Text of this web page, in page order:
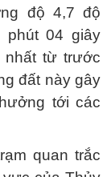
độ 4,7 độ
phút 04 giây
nhất từ trước
đất này gây
tới các
quan trắc